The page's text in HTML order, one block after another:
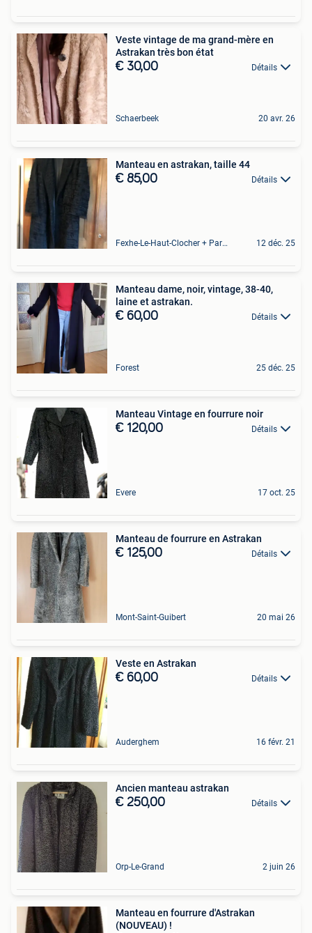
Veste vintage de ma grand-mère en
Astrakan très bon état
€ 30,00 Détails
Schaerbeek 20 avr. 26
Manteau en astrakan, taille 44
€ 85,00 Détails
Fexhe-Le-Haut-Clocher + Partie De Momalle 12 déc. 25
Manteau dame, noir, vintage, 38-40,
laine et astrakan.
€ 60,00 Détails
Forest 25 déc. 25
Manteau Vintage en fourrure noir
€ 120,00 Détails
Evere 17 oct. 25
Manteau de fourrure en Astrakan
€ 125,00 Détails
Mont-Saint-Guibert 20 mai 26
Veste en Astrakan
€ 60,00 Détails
Auderghem 16 févr. 21
Ancien manteau astrakan
€ 250,00 Détails
Orp-Le-Grand 2 juin 26
Manteau en fourrure d'Astrakan
(NOUVEAU) !